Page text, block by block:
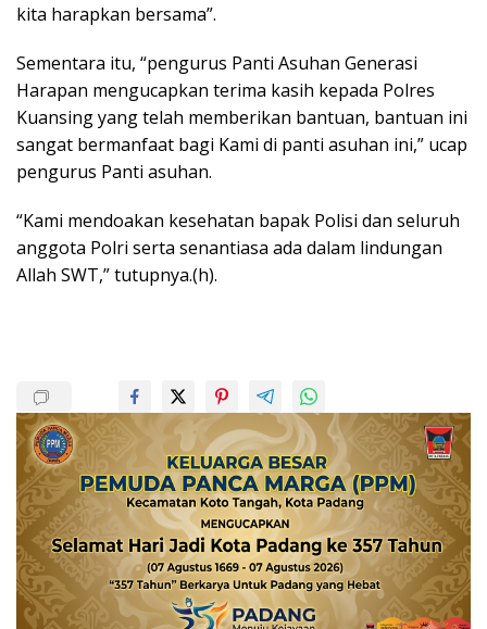
kita harapkan bersama”.
Sementara itu, “pengurus Panti Asuhan Generasi
Harapan mengucapkan terima kasih kepada Polres
Kuansing yang telah memberikan bantuan, bantuan ini
sangat bermanfaat bagi Kami di panti asuhan ini,” ucap
pengurus Panti asuhan.
“Kami mendoakan kesehatan bapak Polisi dan seluruh
anggota Polri serta senantiasa ada dalam lindungan
Allah SWT,” tutupnya.(h).